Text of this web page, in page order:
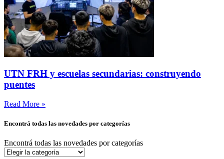
UTN FRH y escuelas secundarias: construyendo
puentes
Read More »
Encontrá todas las novedades por categorías
Encontrá todas las novedades por categorías